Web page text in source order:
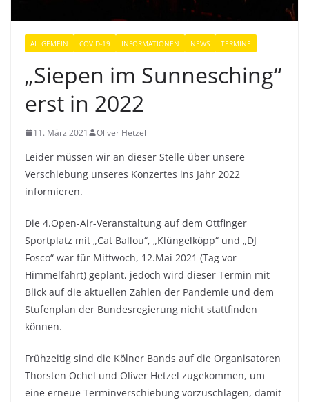
ALLGEMEIN COVID-19 INFORMATIONEN NEWS TERMINE
„Siepen im Sunnesching“
erst in 2022
11. März 2021 Oliver Hetzel
Leider müssen wir an dieser Stelle über unsere
Verschiebung unseres Konzertes ins Jahr 2022
informieren.
Die 4.Open-Air-Veranstaltung auf dem Ottfinger
Sportplatz mit „Cat Ballou“, „Klüngelköpp“ und „DJ
Fosco“ war für Mittwoch, 12.Mai 2021 (Tag vor
Himmelfahrt) geplant, jedoch wird dieser Termin mit
Blick auf die aktuellen Zahlen der Pandemie und dem
Stufenplan der Bundesregierung nicht stattfinden
können.
Frühzeitig sind die Kölner Bands auf die Organisatoren
Thorsten Ochel und Oliver Hetzel zugekommen, um
eine erneue Terminverschiebung vorzuschlagen, damit